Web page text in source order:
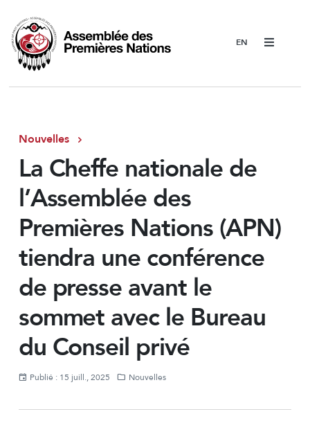
Menu
Nouvelles
La Cheffe nationale de
l’Assemblée des
Premières Nations (APN)
tiendra une conférence
de presse avant le
sommet avec le Bureau
du Conseil privé
Publié : 15 juill., 2025 Nouvelles